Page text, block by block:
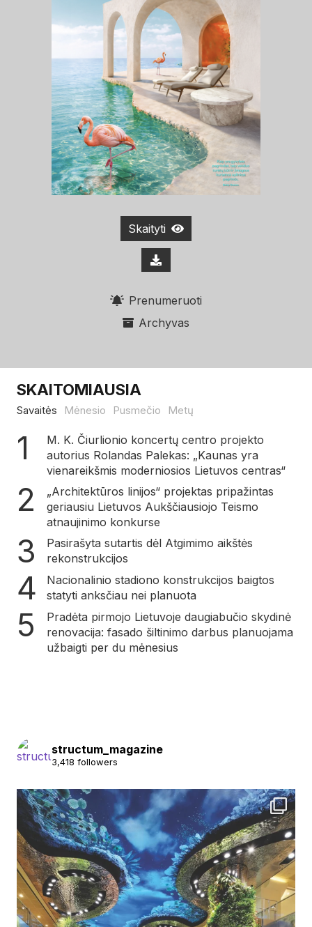
Skaityti
Prenumeruoti
Archyvas
SKAITOMIAUSIA
Savaitės Mėnesio Pusmečio Metų
M. K. Čiurlionio koncertų centro projekto
autorius Rolandas Palekas: „Kaunas yra
vienareikšmis moderniosios Lietuvos centras“
„Architektūros linijos“ projektas pripažintas
geriausiu Lietuvos Aukščiausiojo Teismo
atnaujinimo konkurse
Pasirašyta sutartis dėl Atgimimo aikštės
rekonstrukcijos
Nacionalinio stadiono konstrukcijos baigtos
statyti anksčiau nei planuota
Pradėta pirmojo Lietuvoje daugiabučio skydinė
renovacija: fasado šiltinimo darbus planuojama
užbaigti per du mėnesius
structum_magazine
3,418 followers